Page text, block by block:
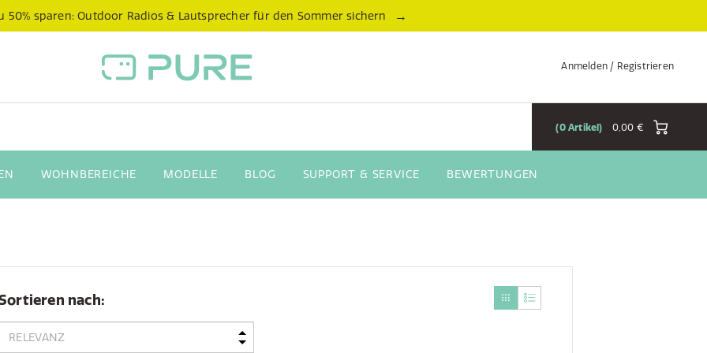
50% sparen: Outdoor Radios & Lautsprecher für den Sommer sichern →
Anmelden / Registrieren
0,00 €
0Artikel
WOHNBEREICHE MODELLE BLOG SUPPORT & SERVICE BEWERTUNGEN
nach: